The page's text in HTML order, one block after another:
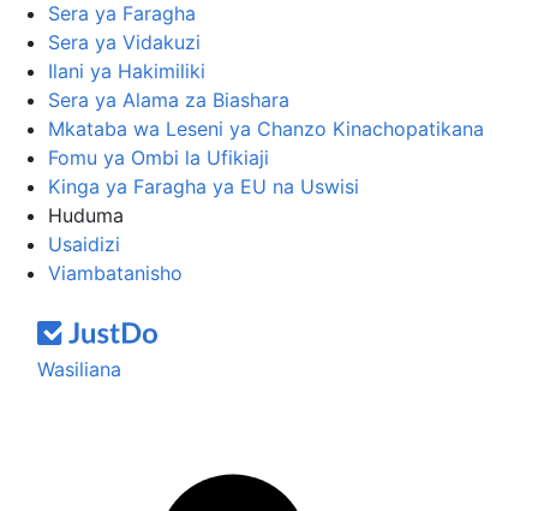
Sera ya Faragha
Sera ya Vidakuzi
Ilani ya Hakimiliki
Sera ya Alama za Biashara
Mkataba wa Leseni ya Chanzo Kinachopatikana
Fomu ya Ombi la Ufikiaji
Kinga ya Faragha ya EU na Uswisi
Huduma
Usaidizi
Viambatanisho
Wasiliana